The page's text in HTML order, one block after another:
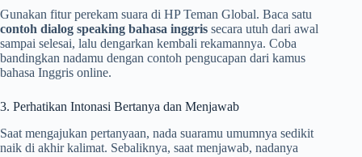
Gunakan fitur perekam suara di HP Teman Global. Baca satu
contoh dialog speaking bahasa inggris secara utuh dari awal
sampai selesai, lalu dengarkan kembali rekamannya. Coba
bandingkan nadamu dengan contoh pengucapan dari kamus
bahasa Inggris online.
3. Perhatikan Intonasi Bertanya dan Menjawab
Saat mengajukan pertanyaan, nada suaramu umumnya sedikit
naik di akhir kalimat. Sebaliknya, saat menjawab, nadanya